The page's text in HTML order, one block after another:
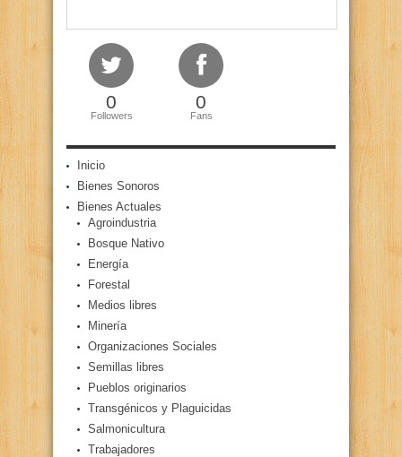
0
Followers
0
Fans
Inicio
Bienes Sonoros
Bienes Actuales
Agroindustria
Bosque Nativo
Energía
Forestal
Medios libres
Minería
Organizaciones Sociales
Semillas libres
Pueblos originarios
Transgénicos y Plaguicidas
Salmonicultura
Trabajadores